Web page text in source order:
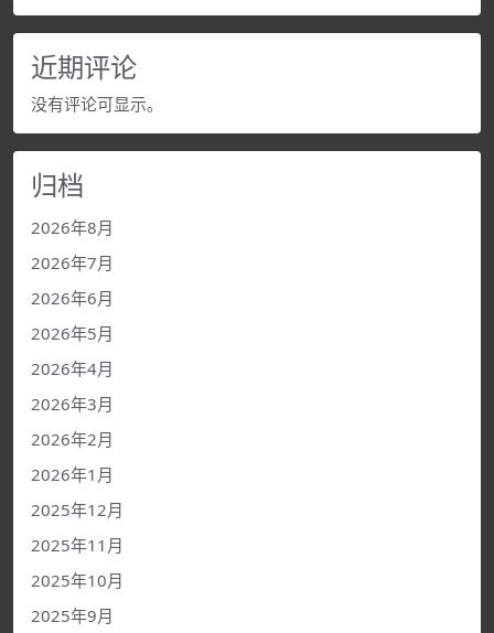
近期评论
没有评论可显示。
归档
2026年8月
2026年7月
2026年6月
2026年5月
2026年4月
2026年3月
2026年2月
2026年1月
2025年12月
2025年11月
2025年10月
2025年9月